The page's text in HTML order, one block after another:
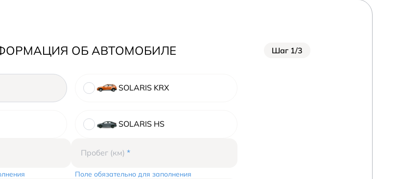
ОБ АВТОМОБИЛЕ Шаг 1/3
SOLARIS KRX
SOLARIS HS
Пробег (км) *
Поле обязательно для заполнения